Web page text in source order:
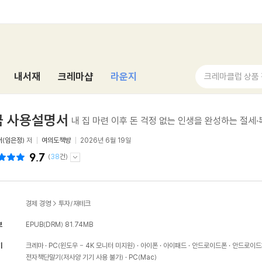
내서재 크레마샵 라운지 크레마클럽 상품
사용설명서 내 집 마련 이후 돈 걱정 없는 인생을 완성하는 절세
(임은정) 저 여의도책방 2026년 6월 19일
9.7 (38건)
경제 경영 > 투자/재테크
EPUB(DRM) 81.74MB
크레마 PC(윈도우 - 4K 모니터 미지원) 아이폰 아이패드 안드로이드폰
안드로이
전자책단말기(저사양 기기 사용 불가)
PC(Mac)